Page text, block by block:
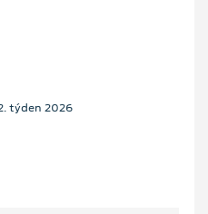
týden 2026